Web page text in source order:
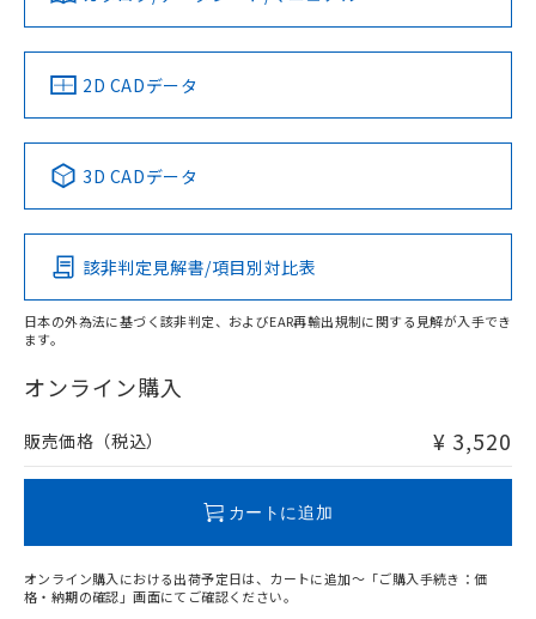
ソフトウェアの使用条件
中国 RoHS 注意事項・凡例
Pb Hg Cd Cr(VI)
O
在庫等で未対応品が混在する可能性があります。
問い合わせください。
2D CADデータ
3D CADデータ
該非判定見解書/項目別対比表
日本の外為法に基づく該非判定、およびEAR再輸出規制に関する見解が入手でき
ます。
オンライン購入
販売価格（税込） ¥ 3,520
カートに追加
オンライン購入における出荷予定日は、カートに追加～「ご購入手続き：価
格・納期の確認」画面にてご確認ください。